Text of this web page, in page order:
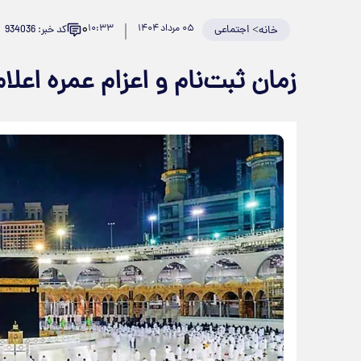
خانه>اجتماعی ۰۵ مرداد ۱۴۰۴ ۱۰:۳۳۰ کد خبر: 934036
زمان ثبت‌نام و اعزام عمره